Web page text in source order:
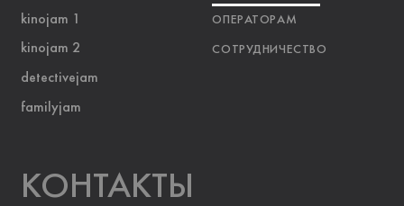
ОПЕРАТОРАМ
СОТРУДНИЧЕСТВО
kinojam 1
kinojam 2
detectivejam
familyjam
KOНТАКТЫ